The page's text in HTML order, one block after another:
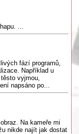
...
fází programů,
Například u
vyjmou,
napsáno po...
Na kameře mi
nikde najít jak dostat